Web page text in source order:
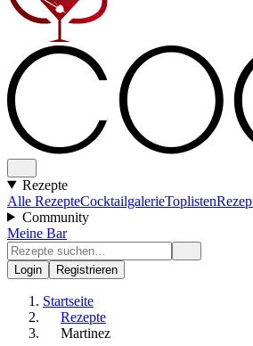
Rezepte
Alle RezepteCocktailgalerieToplisten
Community
Meine Bar
Login Registrieren
Startseite
Rezepte
Martinez